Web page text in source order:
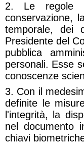
2. Le regole
conservazione,
temporale, dei
Presidente del
pubblica
personali. Esse
conoscenze
3. Con il
definite le
l'integrità, la
nel documento
chiavi